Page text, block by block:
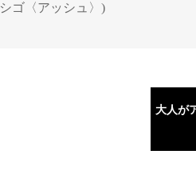
シゴ〈アッシュ〉)
大人が